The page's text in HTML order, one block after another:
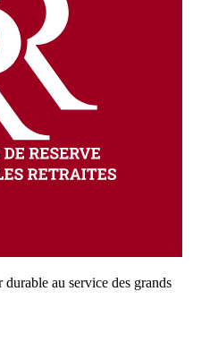
au service des grands